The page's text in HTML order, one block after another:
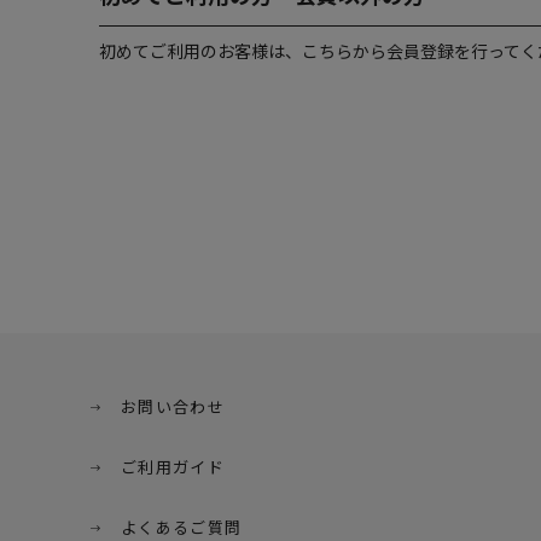
初めてご利用のお客様は、こちらから会員登録を行って
お問い合わせ
ご利用ガイド
よくあるご質問